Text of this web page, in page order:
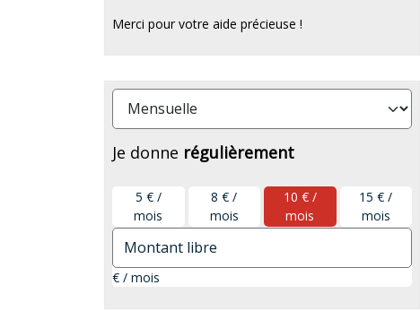
Merci pour votre aide précieuse !
Je donne régulièrement
5 € /
mois
8 € /
mois
10 € /
mois
15 € /
mois
€ / mois